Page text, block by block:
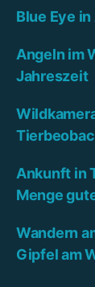
Blue Eye
Angeln im
Jahreszeit
Ankunft in
Menge
Wandern
Gipfel am